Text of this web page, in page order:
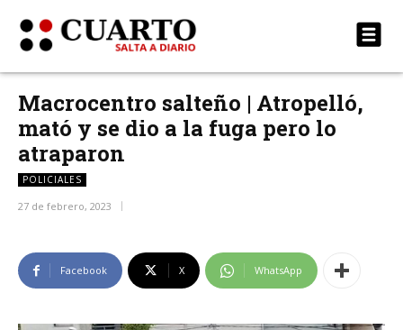
Macrocentro salteño | Atropelló,
mató y se dio a la fuga pero lo
atraparon
POLICIALES
27 de febrero, 2023
Facebook X WhatsApp